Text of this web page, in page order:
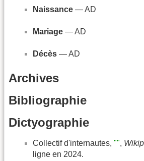
Naissance — AD
Mariage — AD
Décès — AD
Archives
Bibliographie
Dictyographie
Collectif d'internautes, "",
ligne en 2024.